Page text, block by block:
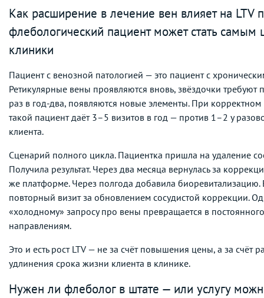
Как расширение в лечение вен влияет на LTV
флебологический пациент может стать
клиники
Пациент с венозной патологией — это пациент с
Ретикулярные вены проявляются вновь, звёздочки
раз в год-два, появляются новые элементы. При
такой пациент даёт 3–5 визитов в год — против 1–2 у
клиента.
Сценарий полного цикла. Пациентка пришла на удаление
Получила результат. Через два месяца вернулась за
же платформе. Через полгода добавила
повторный визит за обновлением сосудистой коррекции.
«холодному» запросу про вены превращается в
направлениям.
Это и есть рост LTV — не за счёт повышения цены, а за счёт
удлинения срока жизни клиента в клинике.
Нужен ли флеболог в штате — или услугу